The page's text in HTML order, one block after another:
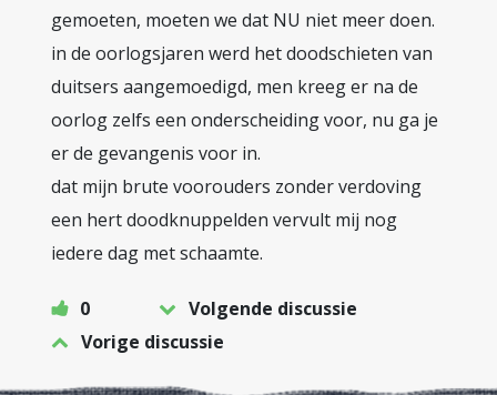
gemoeten, moeten we dat NU niet meer doen.
in de oorlogsjaren werd het doodschieten van
duitsers aangemoedigd, men kreeg er na de
oorlog zelfs een onderscheiding voor, nu ga je
er de gevangenis voor in.
dat mijn brute voorouders zonder verdoving
een hert doodknuppelden vervult mij nog
iedere dag met schaamte.
0
Volgende discussie
Vorige discussie